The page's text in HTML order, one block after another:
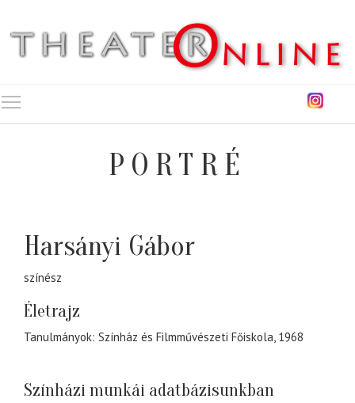
PORTRÉ
Harsányi Gábor
színész
Életrajz
Tanulmányok: Színház és Filmművészeti Főiskola, 1968
Színházi munkái adatbázisunkban